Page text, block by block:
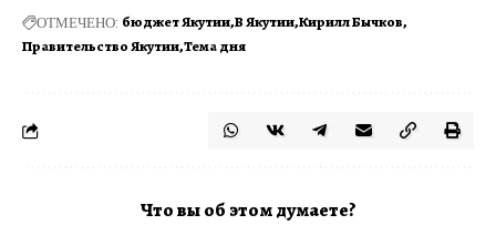
ОТМЕЧЕНО: бюджет Якутии В Якутии Кирилл Бычков
Правительство Якутии Тема дня
Что вы об этом думаете?